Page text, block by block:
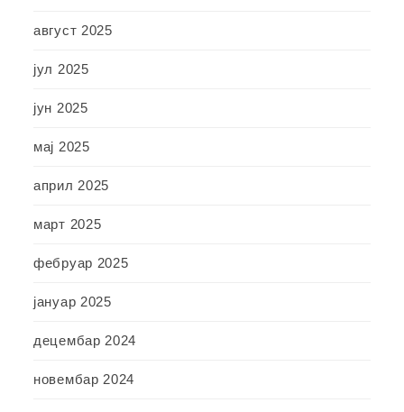
август 2025
јул 2025
јун 2025
мај 2025
април 2025
март 2025
фебруар 2025
јануар 2025
децембар 2024
новембар 2024